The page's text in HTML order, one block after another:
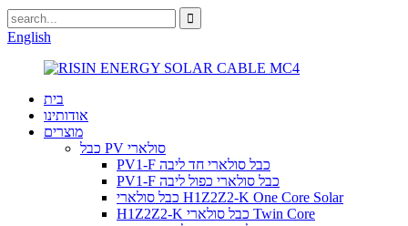
English
בית
אודותינו
מוצרים
כבל PV סולארי
PV1-F כבל סולארי חד ליבה
PV1-F כבל סולארי כפול ליבה
כבל סולארי H1Z2Z2-K One Core Solar
H1Z2Z2-K כבל סולארי Twin Core